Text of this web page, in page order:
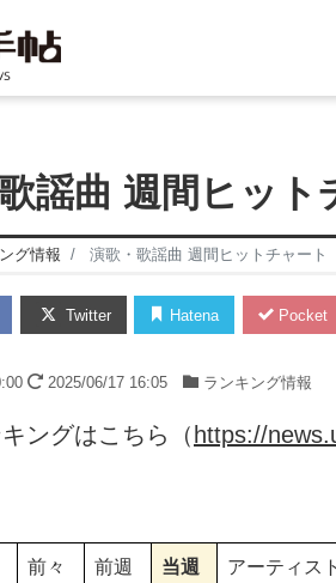
謡曲 週間ヒット
グ情報 演歌・歌謡曲 週間ヒットチャート
Twitter Hatena Pocket
2025/06/17 16:05 ランキング情報
ングはこちら（https://
前々
前週 当週 アーティスト